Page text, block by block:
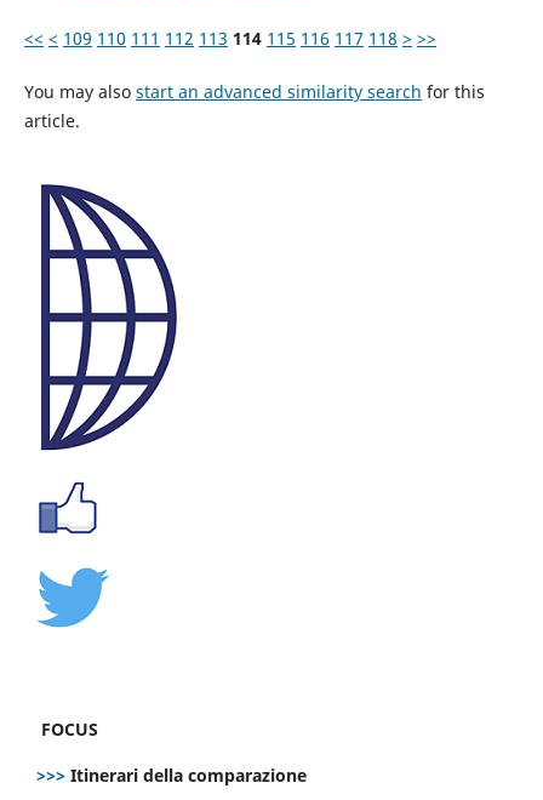
<< < 109 110 111 112 113 114 115 116 117 118 > >>
You may also start an advanced similarity search for this
article.
FOCUS
>>> Itinerari della comparazione